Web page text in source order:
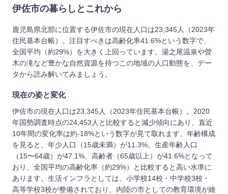
伊佐市の暮らしとこれから
鹿児島県北部に位置する伊佐市の現在人口は23,345人（2023年
住民基本台帳）。注目すべきは高齢化率41.6%という数字で、
全国平均（約29%）を大きく上回っています。湯之尾温泉や曽
木の滝など豊かな自然資源を持つこの地域の人口動態を、デー
タから読み解いてみましょう。
現在の姿と変化
伊佐市の現在人口は23,345人（2023年住民基本台帳）。2020
年国勢調査時点の24,453人と比較すると減少傾向にあり、直近
10年間の変化率は約-18%という数字が見て取れます。年齢構成
を見ると、年少人口（15歳未満）が11.3%、生産年齢人口
（15〜64歳）が47.1%、高齢者（65歳以上）が41.6%となって
おり、全国平均の高齢化率（約29%）と比較すると高い水準に
あります。生活インフラとしては、小学校14校・中学校3校・
高等学校3校が整備されており、内陸の市としての教育環境が維